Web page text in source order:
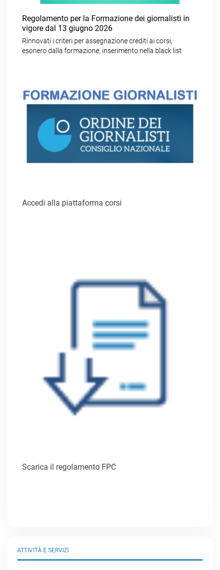
Regolamento per la Formazione dei giornalisti in
vigore dal 13 giugno 2026
Rinnovati i criteri per assegnazione crediti ai corsi,
esonero dalla formazione, inserimento nella black list
Accedi alla piattaforma corsi
Scarica il regolamento FPC
ATTIVITÀ E SERVIZI